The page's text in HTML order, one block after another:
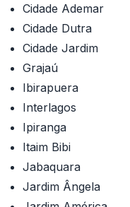
Cidade Ademar
Cidade Dutra
Cidade Jardim
Grajaú
Ibirapuera
Interlagos
Ipiranga
Itaim Bibi
Jabaquara
Jardim Ângela